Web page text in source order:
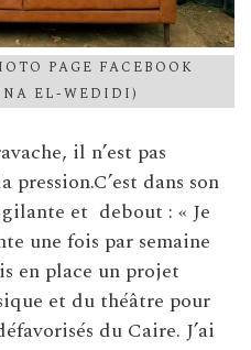
PAGE FACEBOOK
EL-WEDIDI)
il n’est pas
pression.C’est dans son
et debout : « Je
une fois par semaine
en place un projet
et du théâtre pour
du Caire. J’ai